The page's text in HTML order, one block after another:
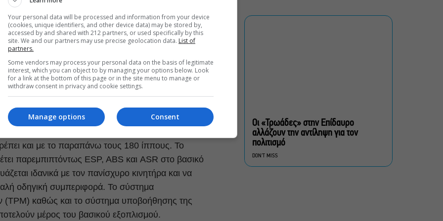
για το
να κάνουν τη διαφορά,μεταμορφώνοντας το σε GTI.
του δευτερολέπτου τις εκρηκτικές για τα δεδομένα
χωρίς να χάνει την ισχύ του, κάτι που φαίνεται
επιζητά τη δύναμη σε όλο το φάσμα, ώστε να την
σε αυτό είναι και το 7αρι κιβώτιο DSG, το οποίο
αξιοζήλευτες επιδόσεις (0-100 χλμ./ώρα σε μόλις
χλμ.).
η δύναμη του είναι εξωπραγματική, συμφωνούμε
και με το παραπάνω τους 180 ίππους. Το
παρεμπιπτόντως ESP, ABS και ASR στο βασικό
ιδανικά με τον πανίσχυρο κινητήρα και να
οδηγική συμπεριφορά. Το σύστημα
(TPM) καθώς και το σύστημα υποβοήθησης της
μέρος του βασικού εξοπλισμού.
συγκλονιστικό timelapse
Καρέζη
Αττική, Στερεά Ελλάδα και
Οι «Τρωάδες» στην Επίδαυρο
αλλάζουν την αντίληψη για τον
πολιτισμό
DON'T MISS
Your personal data will be processed and information from your device
(cookies, unique identifiers, and other device data) may be stored by,
accessed by and shared with 212 partners, or used specifically by this
site. We and our partners may use precise geolocation data. List of
partners.
Some vendors may process your personal data on the basis of legitimate
interest, which you can object to by managing your options below. Look
for a link at the bottom of this page or in the site menu to manage or
withdraw consent in privacy and cookie settings.
Consent
Manage options